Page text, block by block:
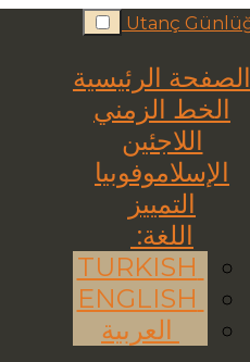
Skip
to
الصفحة الرئيسية
الخط الزمني
اللاجئين
الإسلاموفوبيا
التمييز
اللغة:
العربية